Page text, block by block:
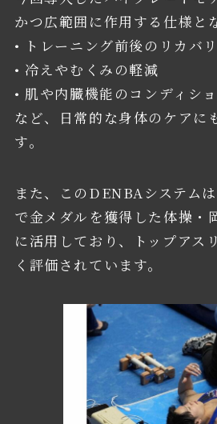
かつ広範囲に作用する仕様と
• トレーニング前後のリカバ
• 冷えやむくみの軽減
• 肌や内臓機能のコンディシ
など、日常的な身体のケアに
す。
また、このDENBAシステム
で金メダルを獲得した体操・
に活用しており、トップアス
く評価されています。